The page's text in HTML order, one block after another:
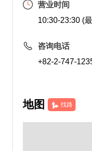
营业时间
10:30-23:30 (
咨询电话
+82-2-747-
地图 找路